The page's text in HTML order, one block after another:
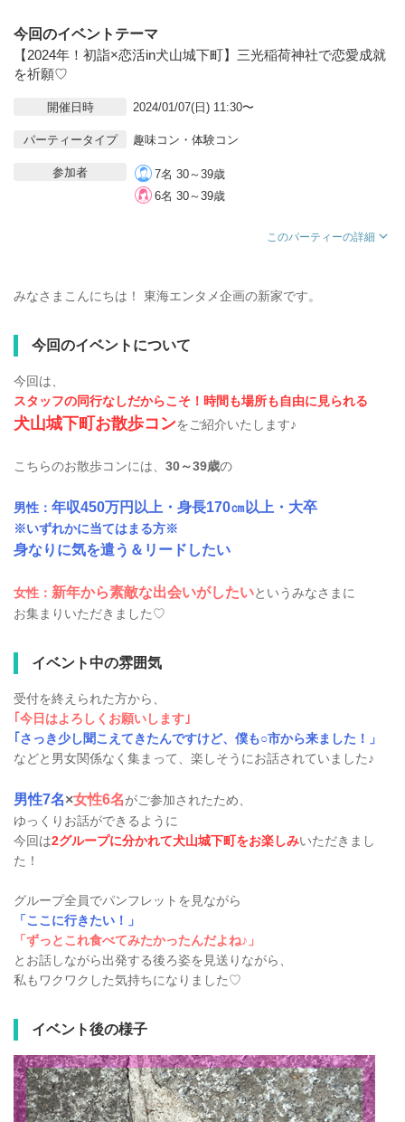
今回のイベントテーマ
【2024年！初詣×恋活in犬山城下町】三光稲荷神社で恋愛成就
を祈願♡
開催日時 2024/01/07(日) 11:30〜
パーティータイプ 趣味コン・体験コン
参加者
7名 30～39歳
6名 30～39歳
このパーティーの詳細
みなさまこんにちは！ 東海エンタメ企画の新家です。
今回のイベントについて
今回は、
スタッフの同行なしだからこそ！時間も場所も自由に見られる
犬山城下町お散歩コンをご紹介いたします♪
こちらのお散歩コンには、 30～39歳の
男性： 年収450万円以上・身長170㎝以上・大卒
※いずれかに当てはまる方※
身なりに気を遣う＆リードしたい
女性： 新年から素敵な出会いがしたいというみなさまに
お集まりいただきました♡
イベント中の雰囲気
受付を終えられた方から、
｢今日はよろしくお願いします｣
｢さっき少し聞こえてきたんですけど、僕も○市から来ました！」
などと男女関係なく集まって、楽しそうにお話されていました♪
男性7名×女性6名がご参加されたため、
ゆっくりお話ができるように
今回は2グループに分かれて犬山城下町をお楽しみいただきまし
た！
グループ全員でパンフレットを見ながら
「ここに行きたい！」
「ずっとこれ食べてみたかったんだよね♪」
とお話しながら出発する後ろ姿を見送りながら、
私もワクワクした気持ちになりました♡
イベント後の様子